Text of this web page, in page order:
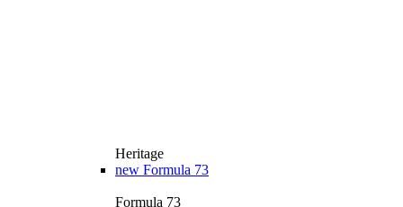
Heritage
new Formula 73
Formula 73